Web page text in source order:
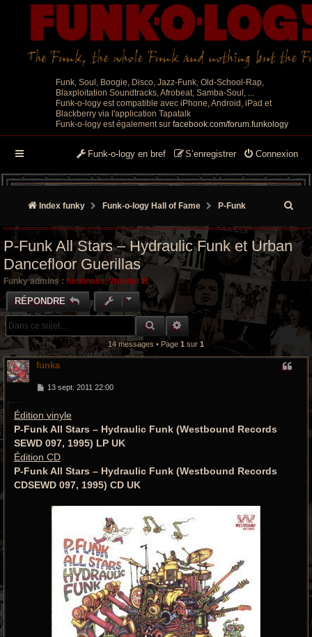
Funk, Soul, Boogie, Disco, Jazz-Funk, Old-School-Rap,
Blaxploitation Soundtracks, Afrobeat, Samba-Soul, ...
Funk-o-logy est compatible avec iPhone, Android, iPad et
Blackberry via l'application Tapatalk
Funk-o-logy est également sur facebook.com/forum.funkology
Connexion
S’enregistrer
Funk-o-logy en bref
Index funky Funk-o-logy Hall of Fame P-Funk
e
r
P-Funk All Stars – Hydraulic Funk et Urban
Dancefloor Guerillas
Funky admins : funkiness,Wonder B
RÉPONDRE
RECHERCHE GROOVY
RECHERCHE AVANCÉE
14 messages • Page 1 sur 1
funka
M
s
a
g
e
13 sept. 2011 22:00
Édition vinyle
P-Funk All Stars – Hydraulic Funk (Westbound Records
SEWD 097, 1995) LP UK
Édition CD
P-Funk All Stars – Hydraulic Funk (Westbound Records
CDSEWD 097, 1995) CD UK